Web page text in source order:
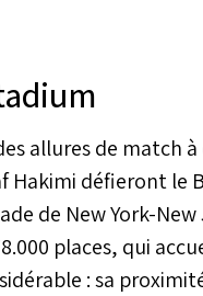
allures de match
Hakimi défieront le
de New York-New
places, qui
: sa